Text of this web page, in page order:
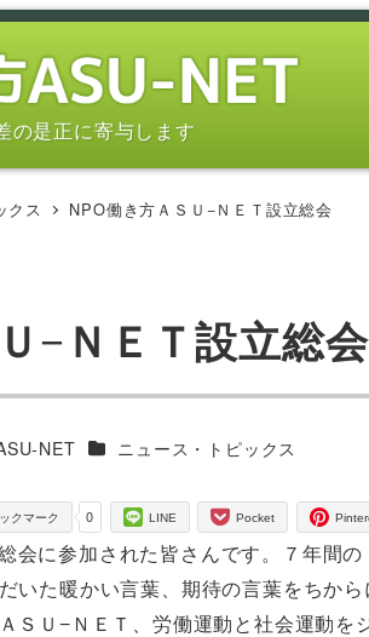
の是正に寄与します
クス NPO働き方ＡＳＵ−ＮＥＴ設立総会
−ＮＥＴ設立総会
NET カテゴリー
ニュース・トピックス
0
クマーク LINE Pocket
会に参加された皆さんです。７年間
いた暖かい言葉、期待の言葉をちか
ＳＵ−ＮＥＴ、労働運動と社会運動を